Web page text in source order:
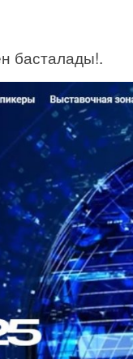
басталады!.